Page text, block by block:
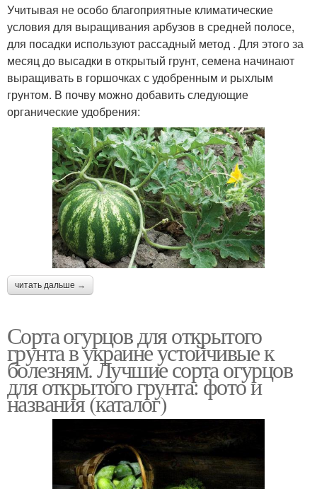
Учитывая не особо благоприятные климатические
условия для выращивания арбузов в средней полосе,
для посадки используют рассадный метод . Для этого за
месяц до высадки в открытый грунт, семена начинают
выращивать в горшочках с удобренным и рыхлым
грунтом. В почву можно добавить следующие
органические удобрения:
читать дальше →
Сорта огурцов для открытого
грунта в украине устойчивые к
болезням. Лучшие сорта огурцов
для открытого грунта: фото и
названия (каталог)